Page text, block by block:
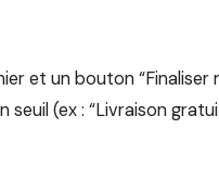
et un bouton
(ex : “Livraison